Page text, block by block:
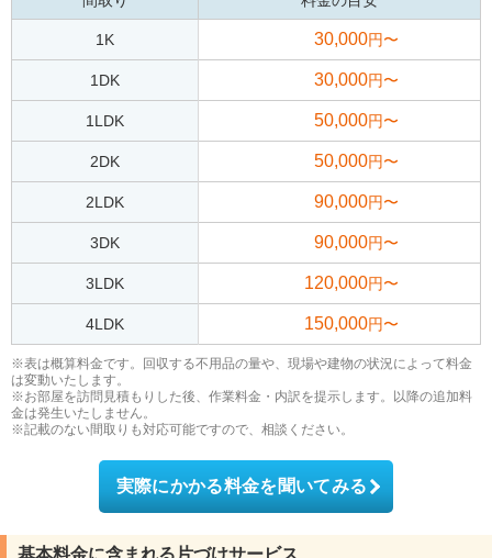
1K 30,000円〜
1DK 30,000円〜
1LDK 50,000円〜
2DK 50,000円〜
2LDK 90,000円〜
3DK 90,000円〜
3LDK 120,000円〜
4LDK 150,000円〜
※表は概算料金です。回収する不用品の量や、現場や建物の状況によって料金
は変動いたします。
※お部屋を訪問見積もりした後、作業料金・内訳を提示します。以降の追加料
金は発生いたしません。
※記載のない間取りも対応可能ですので、相談ください。
実際にかかる料金を聞いてみる